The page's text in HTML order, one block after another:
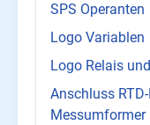
SPS Operanten
Logo Variablen
Logo Relais
Anschluss
Messumformer